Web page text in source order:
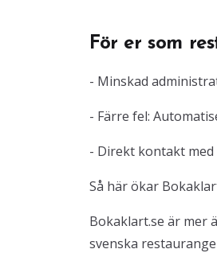
För er som
- Minskad
- Färre fel:
- Direkt kontakt
Så här ökar
Bokaklart.se är mer
svenska